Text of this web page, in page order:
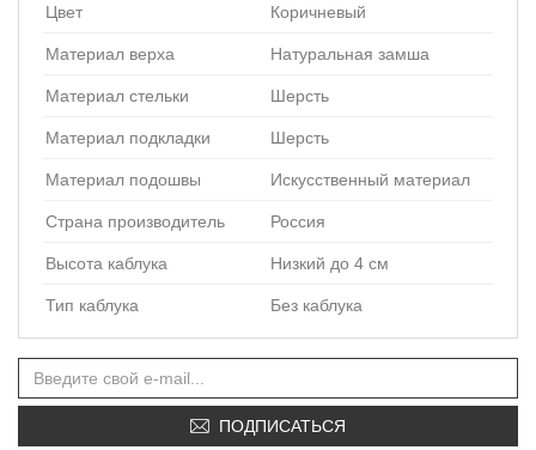
Цвет Коричневый
Материал верха Натуральная замша
Материал стельки Шерсть
Материал подкладки Шерсть
Материал подошвы Искусственный материал
Страна производитель Россия
Высота каблука Низкий до 4 см
Тип каблука Без каблука
ПОДПИСАТЬСЯ